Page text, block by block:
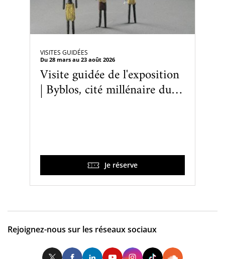
VISITES GUIDÉES
Du 28 mars au 23 août 2026
Visite guidée de l'exposition
| Byblos, cité millénaire du
Liban
Je réserve
Rejoignez-nous sur les réseaux sociaux
TwitterFacebookLinkedInYoutubeInstagram